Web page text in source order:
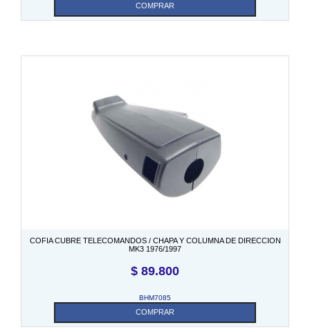
COMPRAR
COFIA CUBRE TELECOMANDOS / CHAPA Y COLUMNA DE DIRECCION
MK3 1976/1997
$ 89.800
BHM7085
COMPRAR